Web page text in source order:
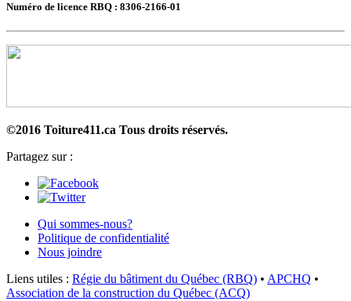
Numéro de licence RBQ : 8306-2166-01
©2016 Toiture411.ca Tous droits réservés.
Partagez sur :
Qui sommes-nous?
Politique de confidentialité
Nous joindre
Liens utiles : Régie du bâtiment du Québec (RBQ) • APCHQ •
Association de la construction du Québec (ACQ)